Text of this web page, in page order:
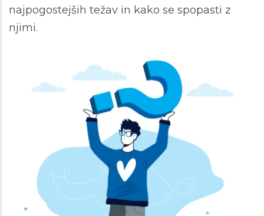
najpogostejših težav in kako se spopasti z
njimi.